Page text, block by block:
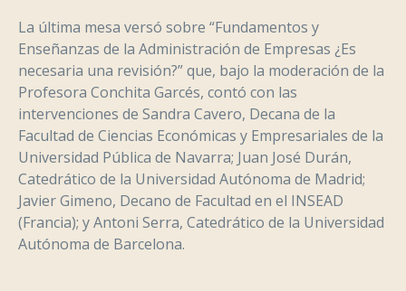
La última mesa versó sobre “Fundamentos y
Enseñanzas de la Administración de Empresas ¿Es
necesaria una revisión?” que, bajo la moderación de la
Profesora Conchita Garcés, contó con las
intervenciones de Sandra Cavero, Decana de la
Facultad de Ciencias Económicas y Empresariales de la
Universidad Pública de Navarra; Juan José Durán,
Catedrático de la Universidad Autónoma de Madrid;
Javier Gimeno, Decano de Facultad en el INSEAD
(Francia); y Antoni Serra, Catedrático de la Universidad
Autónoma de Barcelona.